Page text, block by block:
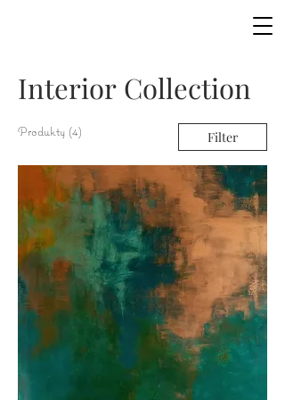
Interior Collection
Produkty (4) Filter